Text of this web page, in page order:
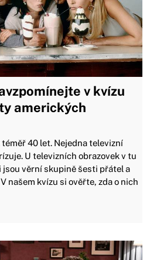
v kvízu
amerických
40 let. Nejedna televizní
U televizních obrazovek v tu
jsou věrní skupině šesti přátel a
našem kvízu si ověřte, zda o nich